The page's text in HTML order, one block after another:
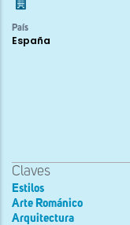
País
España
Claves
Estilos
Arte Románico
Arquitectura